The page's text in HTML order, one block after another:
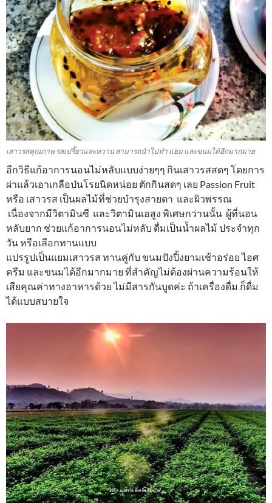
เสาวรสคุณภาพ รสเปรี้ยวและหวาน สามารถนำไปทำ แยม และขนมได้อีกมากมาย
อีกวิธีแก้อาการนอนไม่หลับแบบง่ายๆๆ กินเสาวรสสดๆ โดยการ
ผ่าแล้วเอาเกลือป่นโรยนิดหน่อย ตักกินสดๆ เลย Passion Fruit
หรือ เสาวรส เป็นผลไม้ที่ช่วยบำรุงสายตา และผิวพรรณ
เนื่องจากมีวิตามินซี และวิตามินเอสูง พิเศษกว่านนั้น ผู้ที่นอน
หลับยาก ช่วยแก้อาการนอนไม่หลับ ดื่มเป็นน้ำผลไม้ ประจำทุก
วัน หรือเลือกทานแบบ
แปรรูปเป็นแยมเสาวรส ทานคู่กับ ขนมปังปิ้งยามเช้าอร่อย ไอศ
ครีม และขนมได้อีกมากมาย ที่สำคัญไม่ต้องผ่านความร้อนให้
เสียคุณค่าทางอาหารด้วย ไม่มีสารกันบูดค่ะ ถ้าเครื่องดื่ม ก็ดื่ม
ได้แบบสบายใจ